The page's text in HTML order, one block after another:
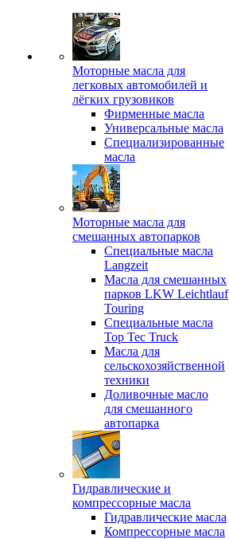
Моторные масла для
легковых автомобилей и
лёгких грузовиков
Фирменные масла
Универсальные масла
Специализированные
масла
Моторные масла для
смешанных автопарков
Специальные масла
Langzeit
Масла для смешанных
парков LKW Leichtlauf
Touring
Специальные масла
Top Tec Truck
Масла для
сельскохозяйственной
техники
Доливочные масло
для смешанного
автопарка
Гидравлические и
компрессорные масла
Гидравлические масла
Компрессорные масла